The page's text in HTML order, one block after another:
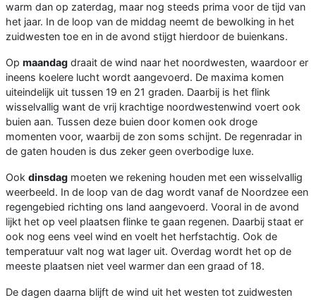
warm dan op zaterdag, maar nog steeds prima voor de tijd van
het jaar. In de loop van de middag neemt de bewolking in het
zuidwesten toe en in de avond stijgt hierdoor de buienkans.
Op maandag draait de wind naar het noordwesten, waardoor er
ineens koelere lucht wordt aangevoerd. De maxima komen
uiteindelijk uit tussen 19 en 21 graden. Daarbij is het flink
wisselvallig want de vrij krachtige noordwestenwind voert ook
buien aan. Tussen deze buien door komen ook droge
momenten voor, waarbij de zon soms schijnt. De regenradar in
de gaten houden is dus zeker geen overbodige luxe.
Ook dinsdag moeten we rekening houden met een wisselvallig
weerbeeld. In de loop van de dag wordt vanaf de Noordzee een
regengebied richting ons land aangevoerd. Vooral in de avond
lijkt het op veel plaatsen flinke te gaan regenen. Daarbij staat er
ook nog eens veel wind en voelt het herfstachtig. Ook de
temperatuur valt nog wat lager uit. Overdag wordt het op de
meeste plaatsen niet veel warmer dan een graad of 18.
De dagen daarna blijft de wind uit het westen tot zuidwesten